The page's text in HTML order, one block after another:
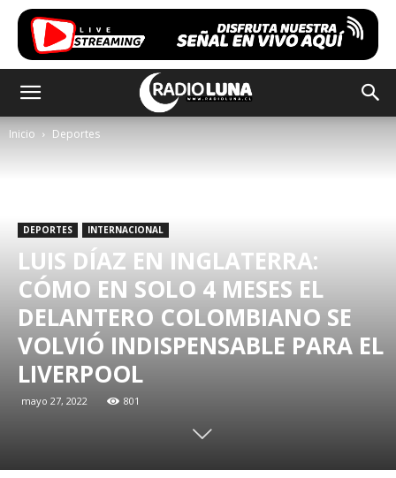
Inicio Deportes
DEPORTES INTERNACIONAL
LUIS DÍAZ EN INGLATERRA:
CÓMO EN SOLO 4 MESES EL
DELANTERO COLOMBIANO SE
VOLVIÓ INDISPENSABLE PARA EL
LIVERPOOL
mayo 27, 2022 801